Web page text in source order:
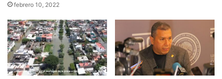
febrero 10, 2022